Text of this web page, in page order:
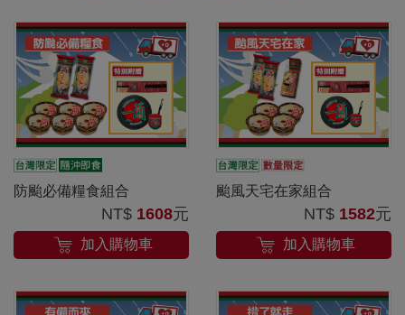
防颱必備糧食組合
NT$ 1608元
加入購物車
颱風天宅在家組合
NT$ 1582元
加入購物車